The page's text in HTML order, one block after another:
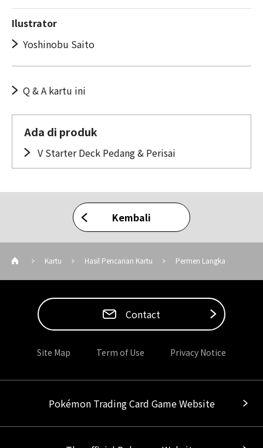
Ilustrator
Yoshinobu Saito
Q & A kartu ini
Ada di produk
V Starter Deck Pedang & Perisai
Kembali
Kartu Hasil Pencarian Kartu Permen Langka
Contact
Site Map Term of Use Privacy Notice
Pokémon Trading Card Game Website